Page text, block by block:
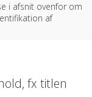
i afsnit ovenfor om
af
fx titlen